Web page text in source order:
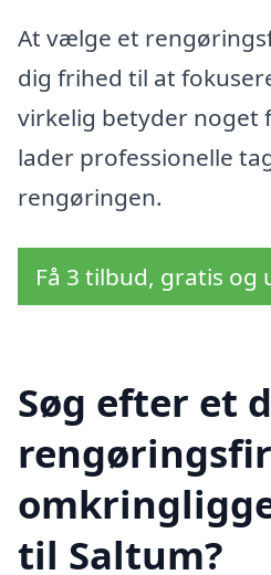
At vælge et
dig frihed til at
virkelig betyder noget
lader professionelle
rengøringen.
Få 3 tilbud, gratis
Søg efter et
til Saltum?